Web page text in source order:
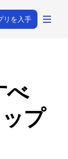
リを入手
べ
プ